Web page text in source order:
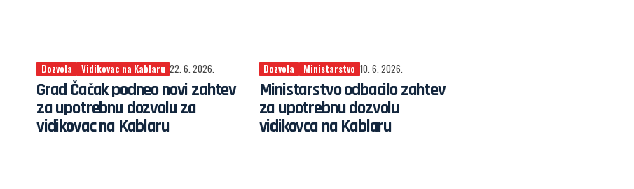
Dozvola Vidikovac na Kablaru 22. 6. 2026.
Grad Čačak podneo novi zahtev
za upotrebnu dozvolu za
vidikovac na Kablaru
Dozvola Ministarstvo 10. 6. 2026.
Ministarstvo odbacilo zahtev
za upotrebnu dozvolu
vidikovca na Kablaru